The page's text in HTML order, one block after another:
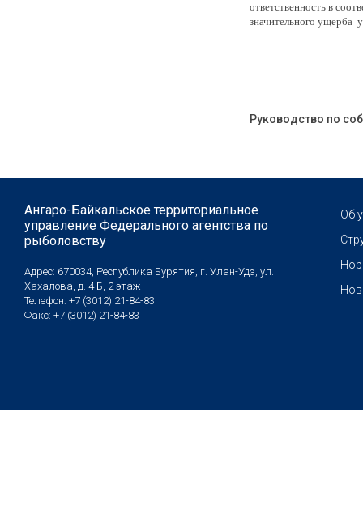
ответственность в
значительного ущерба
Руководство по
Ангаро-Байкальское территориальное
управление Федерального агентства по
рыболовству
Адрес: 670034, Республика Бурятия, г. Улан-Удэ, ул.
Хахалова, д. 4 Б, 2 этаж
Телефон: +7 (3012) 21-84-83
Факс: +7 (3012) 21-84-83
Об